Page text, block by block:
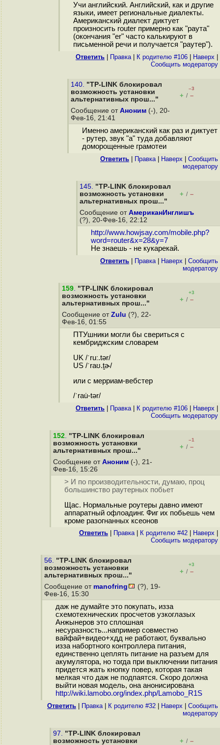
Учи английский. Английский, как и другие
языки, имеет региональные диалекты.
Американский диалект диктует
произносить router примерно как "раута"
(окончания "er" часто калькируют в
письменной речи и получается "раутер").
Ответить Правка| К родителю #106 Наверх
Cообщить модератору
140. "TP-LINK блокировал
возможность установки
альтернативных прош..."
–3
+ / –
Сообщение от Аноним (-), 20-
Фев-16, 21:41
Именно американский как раз и диктует
- рутер, звук "а" туда добавляют
доморощенные грамотеи
Ответить Правка| Наверх
Cообщить
модератору
145. "TP-LINK блокировал
возможность установки
альтернативных прош..."
+ / –
Сообщение от АмериканИнглишъ
(?), 20-Фев-16, 22:12
http://www.howjsay.com/mobile.php?
word=router&x=28&y=7
Не знаешь - не кукарекай.
Ответить Правка| Наверх
Cообщить
модератору
159. "TP-LINK блокировал
возможность установки
альтернативных прош..."
+3
+ / –
Сообщение от Zulu (?), 22-
Фев-16, 01:55
ПТУшники могли бы свериться с
кембриджским словарем
UK /ˈruː.tər/
US /ˈraʊ.t̬ɚ/
или с мерриам-вебстер
/ˈrau̇-tər/
Ответить Правка| К родителю #106 Наверх
Cообщить модератору
152. "TP-LINK блокировал
возможность установки
альтернативных прош..."
–1
+ / –
Сообщение от Аноним (-), 21-
Фев-16, 15:26
> И по производительности, думаю, проц
большинство раутерных побьет
Щас. Нормальные роутеры давно имеют
аппаратный офлоадинг. Фиг их побьешь чем
кроме разогнанных ксеонов
Ответить Правка| К родителю #42 Наверх
Cообщить модератору
56. "TP-LINK блокировал
возможность установки
альтернативных прош..."
+3
+ / –
Сообщение от manofring
(?), 19-
Фев-16, 15:30
даж не думайте это покупать, изза
схемотехнических просчетов узкоглазых
Анжынеров это сплошная
несуразность...например совместно
вайфай+видео+хдд не работают, буквально
изза набортного контроллера питания,
единственно цеплять питание на разъем для
акумулятора, но тогда при выключении питания
придется жать кнопку повер, которая такая
мелкая что даж не подпаятся. Скоро должна
выйти новая модель, она анонисирована
http://wiki.lamobo.org/index.php/Lamobo_R1S
Ответить Правка| К родителю #32 Наверх
Cообщить
модератору
97. "TP-LINK блокировал
возможность установки
+ / –